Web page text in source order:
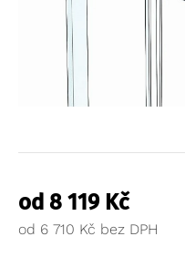
od 8 119 Kč
od 6 710 Kč